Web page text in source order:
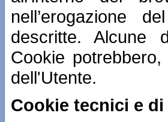
nell’erogazione
descritte. Alcune
Cookie
dell'Utente.
Cookie tecnici e